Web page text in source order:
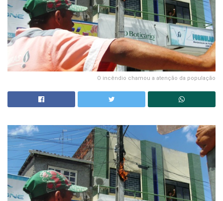
O incêndio chamou a atenção da população